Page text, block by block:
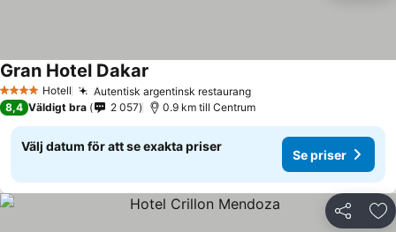
4 StjärnorHotell Autentisk argentinsk restaurangSe priser
Gran Hotel Dakar
8,4 Väldigt bra 2 057 0.9 km till Centrum
Välj datum för att se exakta priser
Se priser
Dela